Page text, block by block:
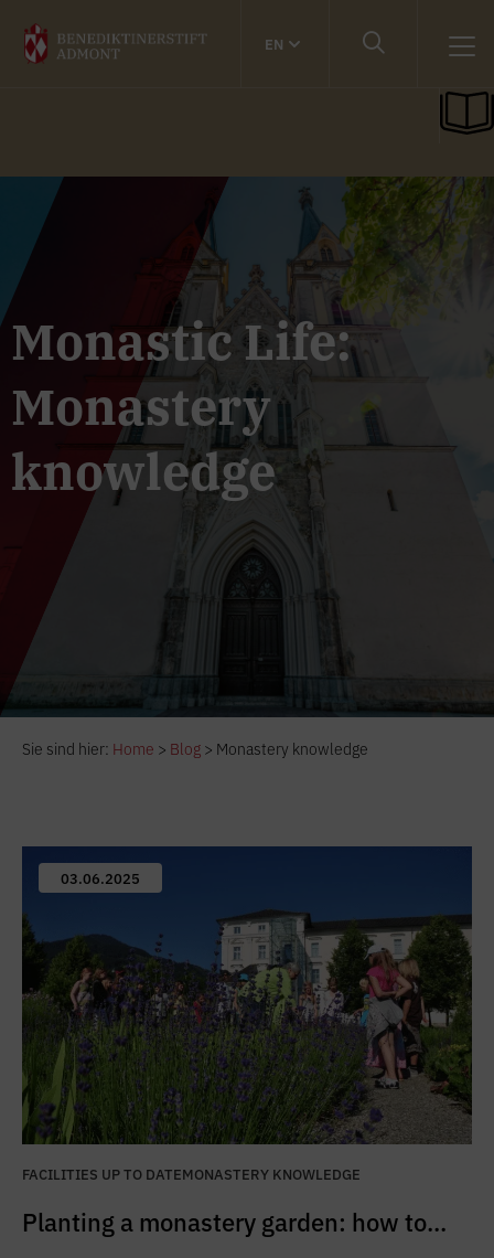
EN
Monastic Life:
Monastery
knowledge
Sie sind hier: Home > Blog > Monastery knowledge
03.06.2025
FACILITIES UP TO DATEMONASTERY KNOWLEDGE
Planting a monastery garden: how to...